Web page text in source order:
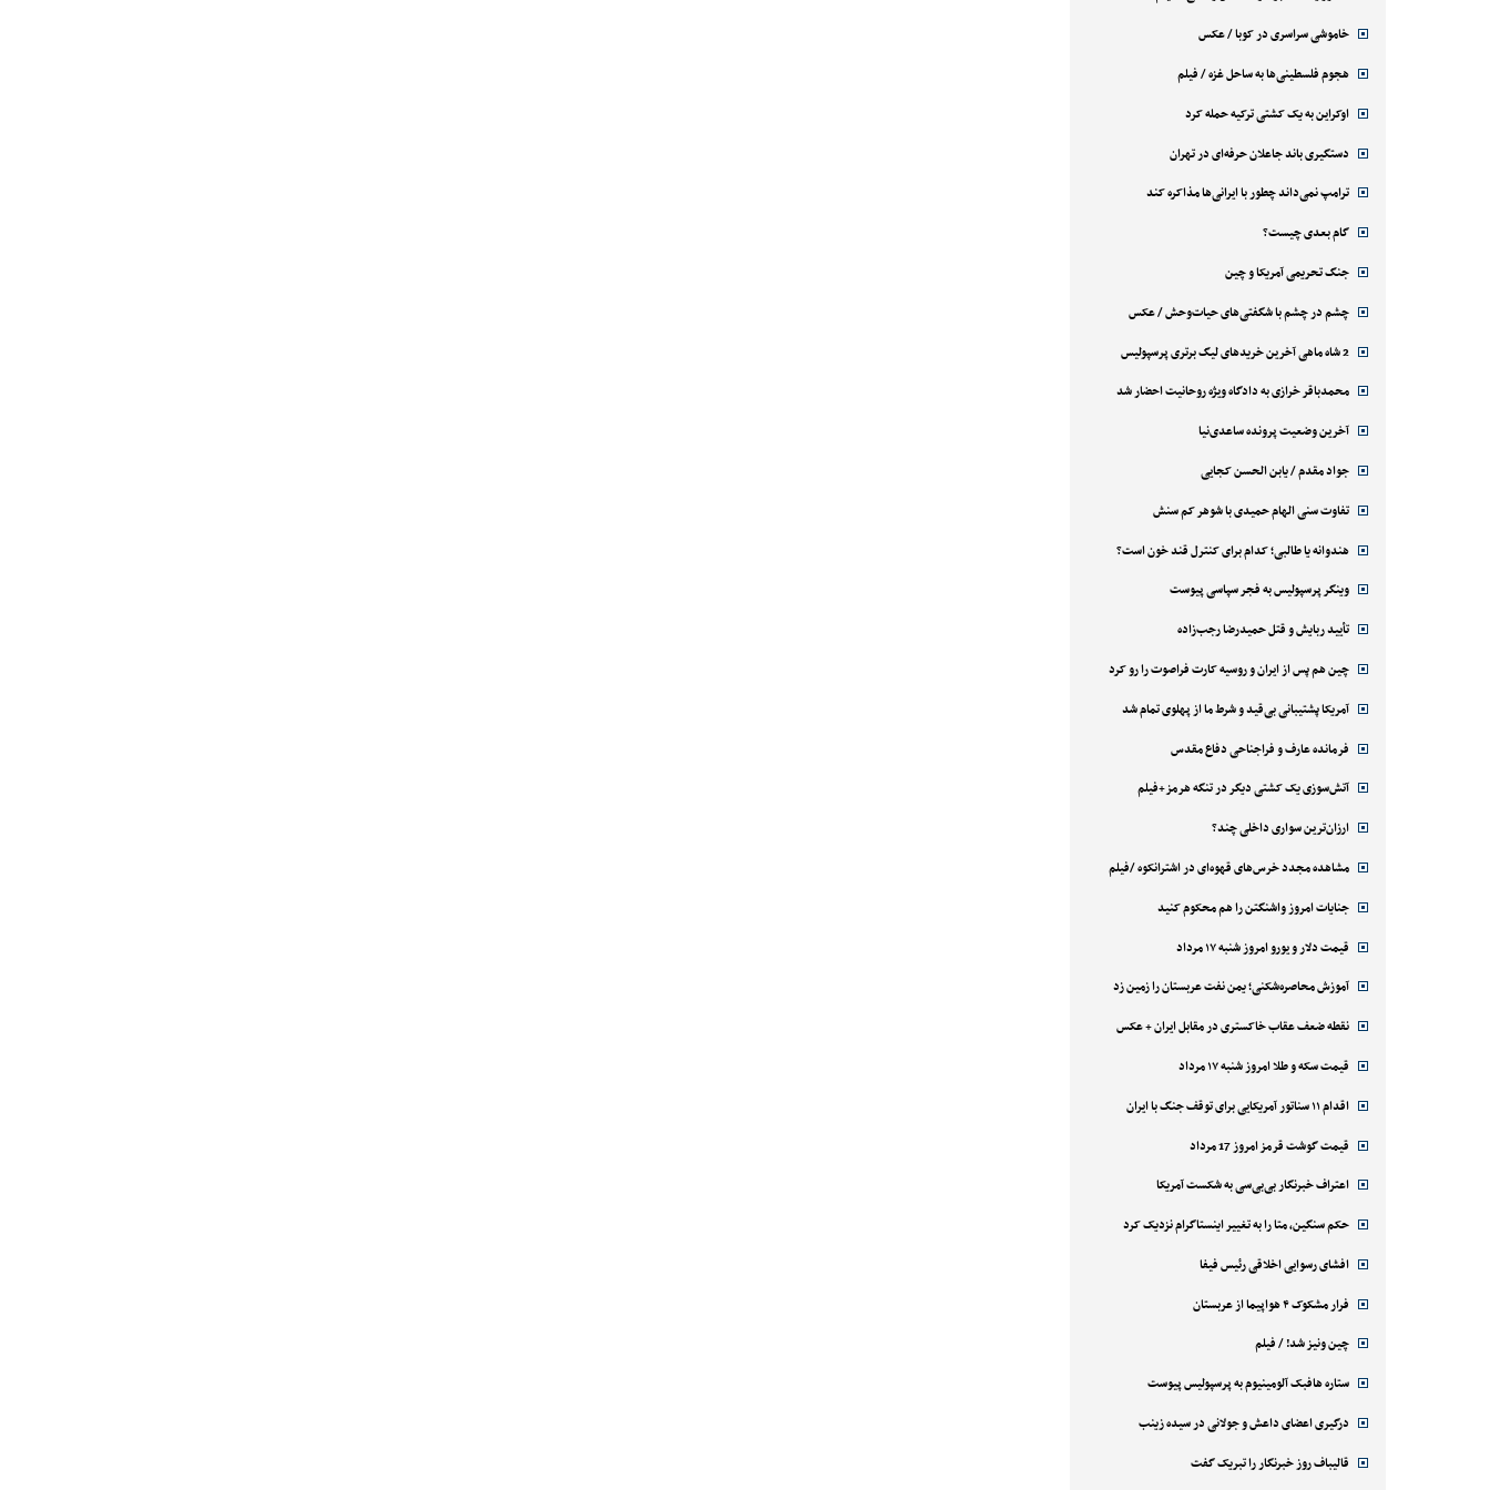
خاموشی سراسری در کوبا / عکس
هجوم فلسطینی‌ها به ساحل غزه / فیلم
اوکراین به یک کشتی ترکیه حمله کرد
دستگیری باند جاعلان حرفه‌ای در تهران
ترامپ نمی‌داند چطور با ایرانی‌ها مذاکره کند
گام بعدی چیست؟
جنگ تحریمی آمریکا و چین
چشم در چشم با شگفتی‌های حیات‌وحش / عکس
2 شاه ماهی آخرین خریدهای لیگ برتری پرسپولیس
محمدباقر خرازی به دادگاه ویژه روحانیت احضار شد
آخرین وضعیت پرونده ساعدی‌نیا
جواد مقدم / یابن الحسن کجایی
تفاوت سنی الهام حمیدی با شوهر کم سنش
هندوانه یا طالبی؛ کدام‌ برای کنترل قند خون است؟
وینگر پرسپولیس به فجر سپاسی پیوست
تأیید ربایش و قتل حمیدرضا رجب‌زاده
چین هم پس از ایران و روسیه کارت فراصوت را رو کرد
آمریکا پشتیبانی بی‌قید و شرط ما از پهلوی تمام شد
فرمانده عارف و فراجناحی دفاع مقدس
آتش‌سوزی یک کشتی دیگر در تنگه هرمز+فیلم
ارزان‌ترین سواری داخلی چند؟
مشاهده مجدد خرس‌های قهوه‌ای در اشترانکوه /فیلم
جنایات امروز واشنگتن را هم محکوم کنید
قیمت دلار و یورو امروز شنبه ۱۷ مرداد
آموزش محاصره‌شکنی؛ یمن نفت عربستان را زمین زد
نقطه ضعف عقاب خاکستری در مقابل ایران + عکس
قیمت سکه و طلا امروز شنبه ۱۷ مرداد
اقدام ۱۱ سناتور آمریکایی برای توقف جنگ با ایران
قیمت گوشت قرمز امروز 17 مرداد
اعتراف خبرنگار بی‌بی‌سی به شکست آمریکا
حکم سنگین، متا را به تغییر اینستاگرام نزدیک کرد
افشای رسوایی اخلاقی رئیس فیفا
فرار مشکوک ۴ هواپیما از عربستان
چین ونیز شد! / فیلم
ستاره هافبک آلومینیوم به پرسپولیس پیوست
درگیری اعضای داعش و جولانی در سیده زینب
قالیباف روز خبرنگار را تبریک گفت